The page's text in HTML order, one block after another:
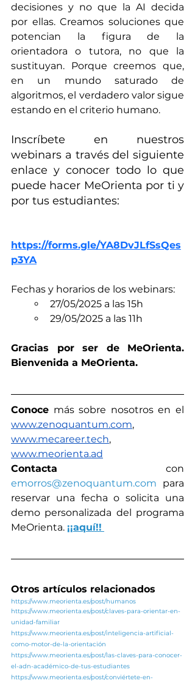
decisiones y no que la AI decida
por ellas. Creamos soluciones que
potencian la figura de la
orientadora o tutora, no que la
sustituyan. Porque creemos que,
en un mundo saturado de
algoritmos, el verdadero valor sigue
estando en el criterio humano.
Inscríbete en nuestros
webinars a través del siguiente
enlace y conocer todo lo que
puede hacer MeOrienta por ti y
por tus estudiantes:
https://forms.gle/YA8DvJLfSsQes
p3YA
Fechas y horarios de los webinars:
27/05/2025 a las 15h
29/05/2025 a las 11h
Gracias por ser de MeOrienta.
Bienvenida a MeOrienta.
Conoce
www.zenoquantum.com,
www.mecareer.tech
www.meorienta.ad
Contacta
emorros@zenoquantum.com para
reservar una fecha o solicita una
demo personalizada del programa
MeOrienta. ¡¡aquí!!
Otros artículos relacionados
https://www.meorienta.es/post/humanos
https://www.meorienta.es/post/claves-para-orientar-en-
unidad-familiar
https://www.meorienta.es/post/inteligencia-artificial-
como-motor-de-la-orientación
https://www.meorienta.es/post/las-claves-para-conocer-
el-adn-académico-de-tus-estudiantes
https://www.meorienta.es/post/conviértete-en-